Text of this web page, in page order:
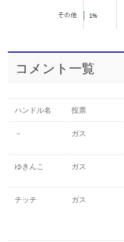
コメント一覧
ハンドル名 投票
－ ガス
ゆきんこ ガス
チッチ ガス